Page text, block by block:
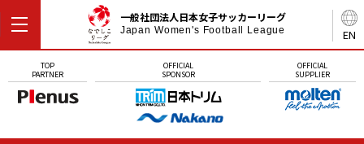
EN
一般社団法人日本女子サッカーリーグ
Japan Women's Football League
TOP
PARTNER
OFFICIAL
SPONSOR
OFFICIAL
SUPPLIER